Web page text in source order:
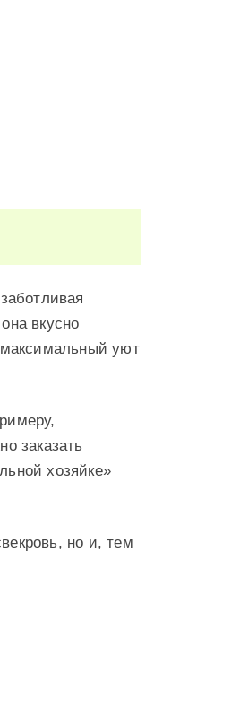
вкусно
максимальный уют
заказать
хозяйке»
но и, тем